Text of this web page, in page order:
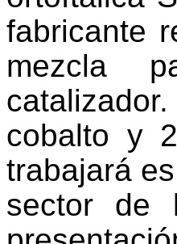
fabricante
mezcla
cobalto y
trabajará
sector de